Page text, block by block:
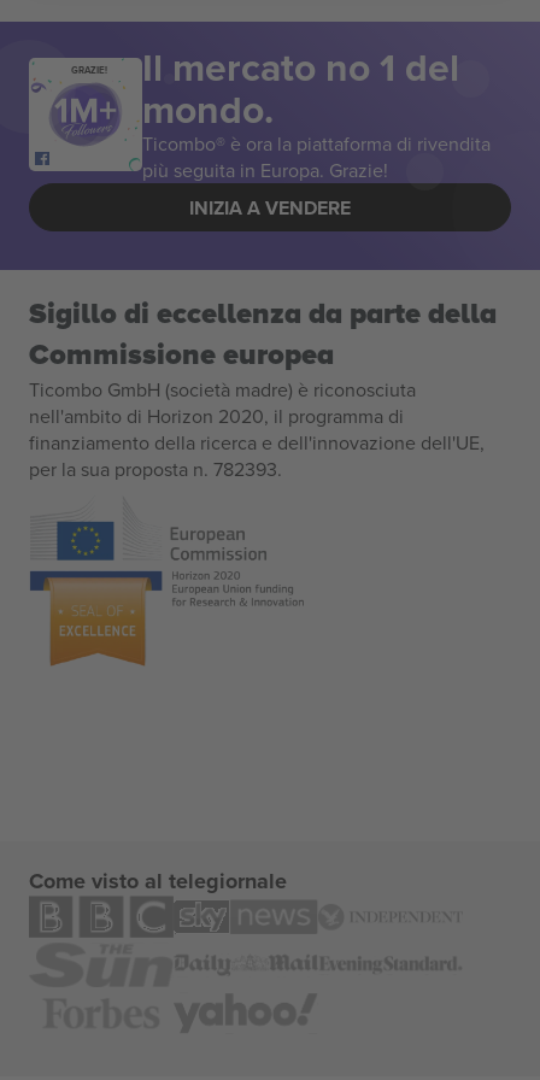
GRAZIE! Il mercato no 1 del
mondo.
Ticombo® è ora la piattaforma di rivendita
più seguita in Europa. Grazie!
INIZIA A VENDERE
Sigillo di eccellenza da parte della
Commissione europea
Ticombo GmbH (società madre) è riconosciuta
nell'ambito di Horizon 2020, il programma di
finanziamento della ricerca e dell'innovazione dell'UE,
per la sua proposta n. 782393.
Come visto al telegiornale